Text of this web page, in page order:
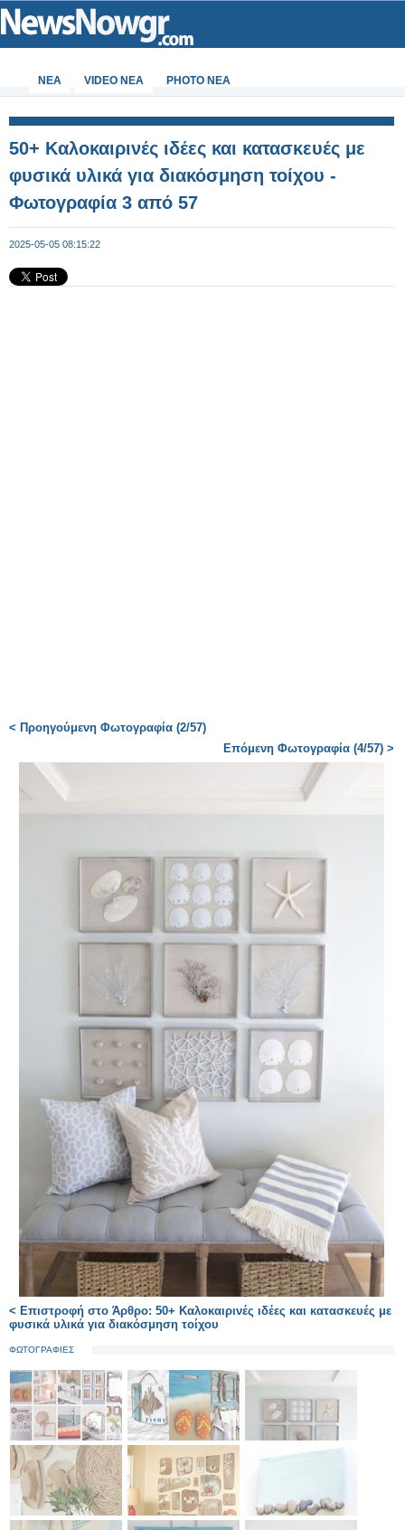
ΝΕΑ VIDEO NEA PHOTO NEA
50+ Καλοκαιρινές ιδέες και κατασκευές με
φυσικά υλικά για διακόσμηση τοίχου -
Φωτογραφία 3 από 57
2025-05-05 08:15:22
< Προηγούμενη Φωτογραφία (2/57)
Επόμενη Φωτογραφία (4/57) >
< Επιστροφή στο Άρθρο: 50+ Καλοκαιρινές ιδέες και κατασκευές με
φυσικά υλικά για διακόσμηση τοίχου
ΦΩΤΟΓΡΑΦΙΕΣ